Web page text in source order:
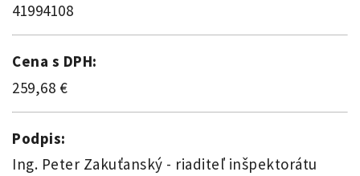
41994108
Cena s DPH:
259,68 €
Podpis:
Ing. Peter Zakuťanský - riaditeľ inšpektorátu